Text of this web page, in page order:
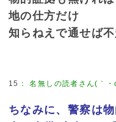
地の仕方だけ
知らねえで通せば
15 ：名無しの読者さん(｀
ちなみに、警察は